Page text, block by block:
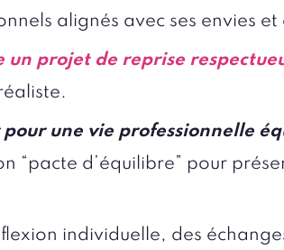
alignés avec ses envies
un projet de reprise
pour une vie professionnelle
“pacte d’équilibre” pour
individuelle, des